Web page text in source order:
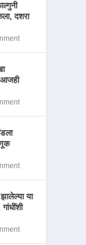
दशरा
आजही
झालेल्या या